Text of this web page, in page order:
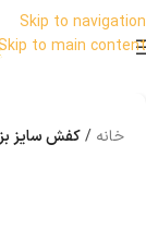
Skip to navigation
to main content
خانه کفش سایز